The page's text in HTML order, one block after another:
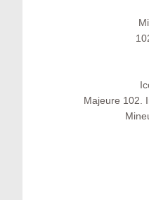
Majeure 102.